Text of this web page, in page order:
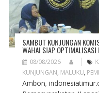
SAMBUT KUNJUNGAN
WAHAI SIAP OPTIMALISASI
08/08/2026
KUNJUNGAN, MALUKU,
Ambon,